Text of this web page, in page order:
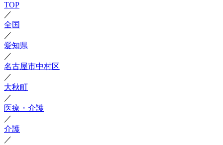
TOP
／
全国
／
愛知県
／
名古屋市中村区
／
大秋町
／
医療・介護
／
介護
／